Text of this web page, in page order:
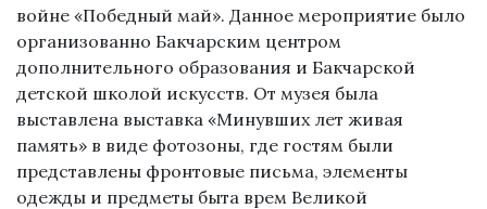
войне «Победный май». Данное мероприятие было
организованно Бакчарским центром
дополнительного образования и Бакчарской
детской школой искусств. От музея была
выставлена выставка «Минувших лет живая
память» в виде фотозоны, где гостям были
представлены фронтовые письма, элементы
одежды и предметы быта врем Великой